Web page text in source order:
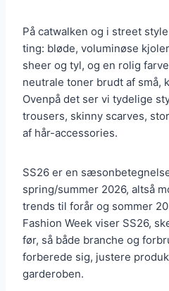
På catwalken og i street
ting: bløde, voluminøse
sheer og tyl, og en rolig
neutrale toner brudt af små,
Ovenpå det ser vi tydelige
trousers, skinny scarves,
af hår-accessories.
SS26 er en
spring/summer 2026, altså
trends til forår og sommer
Fashion Week viser SS26,
før, så både branche og
forberede sig, justere
garderoben.